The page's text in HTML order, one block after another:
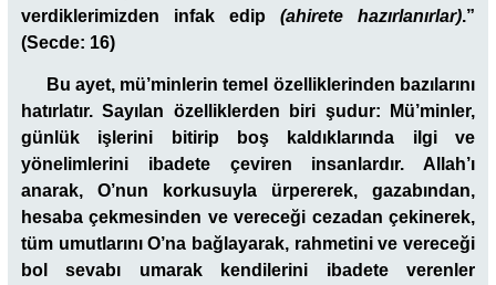
verdiklerimizden infak edip (ahirete hazırlanırlar).”
(Secde: 16)
Bu ayet, mü’minlerin temel özelliklerinden bazılarını
hatırlatır. Sayılan özelliklerden biri şudur: Mü’minler,
günlük işlerini bitirip boş kaldıklarında ilgi ve
yönelimlerini ibadete çeviren insanlardır. Allah’ı
anarak, O’nun korkusuyla ürpererek, gazabından,
hesaba çekmesinden ve vereceği cezadan çekinerek,
tüm umutlarını O’na bağlayarak, rahmetini ve vereceği
bol sevabı umarak kendilerini ibadete verenler